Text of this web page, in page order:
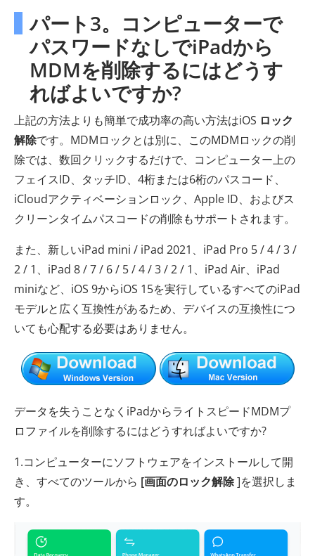
パート3。コンピューターで
パスワードなしでiPadから
MDMを削除するにはどうす
ればよいですか?
上記の方法よりも簡単で成功率の高い方法はiOS ロック
解除です。MDMロックとは別に、このMDMロックの削
除では、数回クリックするだけで、コンピューター上の
フェイスID、タッチID、4桁または6桁のパスコード、
iCloudアクティベーションロック、Apple ID、およびス
クリーンタイムパスコードの削除もサポートされます。
また、新しいiPad mini / iPad 2021、iPad Pro 5 / 4 / 3 /
2 / 1、iPad 8 / 7 / 6 / 5 / 4 / 3 / 2 / 1、iPad Air、iPad
miniなど、iOS 9からiOS 15を実行しているすべてのiPad
モデルと広く互換性があるため、デバイスの互換性につ
いても心配する必要はありません。
データを失うことなくiPadからライトスピードMDMプ
ロファイルを削除するにはどうすればよいですか?
1.コンピューターにソフトウェアをインストールして開
き、すべてのツールから [画面のロック解除]を選択しま
す。